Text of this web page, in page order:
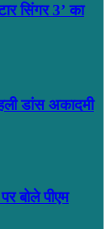
सिंगर 3’ का
डांस अकादमी
बोले पीएम